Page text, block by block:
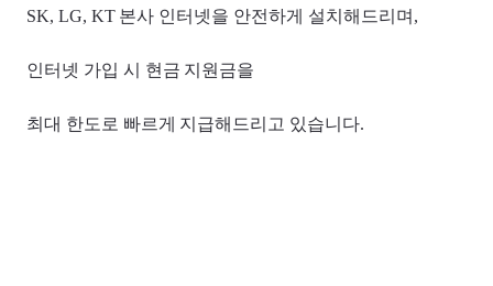
SK, LG, KT 본사 인터넷을 안전하게 설치해드리며,
인터넷 가입 시 현금 지원금을
최대 한도로 빠르게 지급해드리고 있습니다.